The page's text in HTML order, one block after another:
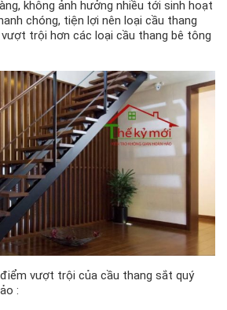
không ảnh hưởng nhiều tới sinh hoạt
chóng, tiện lợi nên loại cầu thang
trội hơn các loại cầu thang bê tông
vượt trội của cầu thang sắt quý
: